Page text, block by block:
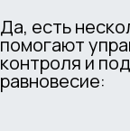
Да, есть
помогают
контроля и
равновесие: